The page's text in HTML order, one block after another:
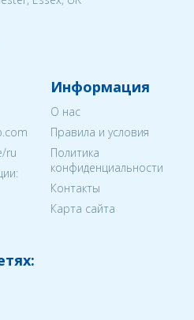
ru
Информация
О нас
Правила и условия
Политика
конфиденциальности
Контакты
Карта сайта